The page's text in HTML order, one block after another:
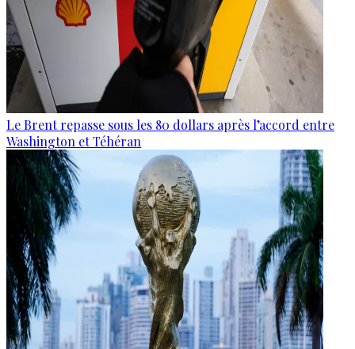
Le Brent repasse sous les 80 dollars après l’accord entre
Washington et Téhéran